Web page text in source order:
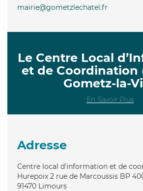
mairie@gometzlechatel.fr
Le Centre Local
et de Coordination
Gometz-la-
En Savoir Plus
Adresse
Centre local d'information et de
Hurepoix 2 rue de Marcoussis BP
91470 Limours